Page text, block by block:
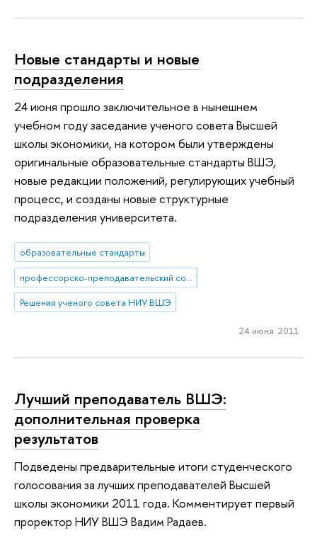
Новые стандарты и новые
подразделения
24 июня прошло заключительное в нынешнем
учебном году заседание ученого совета Высшей
школы экономики, на котором были утверждены
оригинальные образовательные стандарты ВШЭ,
новые редакции положений, регулирующих учебный
процесс, и созданы новые структурные
подразделения университета.
образовательные стандарты
Решения ученого совета НИУ ВШЭ
24 июня 2011
Лучший преподаватель ВШЭ:
дополнительная проверка
результатов
Подведены предварительные итоги студенческого
голосования за лучших преподавателей Высшей
школы экономики 2011 года. Комментирует первый
проректор НИУ ВШЭ Вадим Радаев.